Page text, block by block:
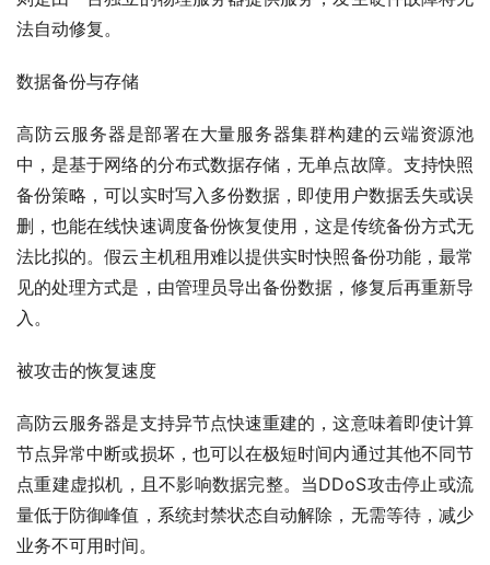
法自动修复。
数据备份与存储
高防云服务器是部署在大量服务器集群构建的云端资源池
中，是基于网络的分布式数据存储，无单点故障。支持快照
备份策略，可以实时写入多份数据，即使用户数据丢失或误
删，也能在线快速调度备份恢复使用，这是传统备份方式无
法比拟的。假云主机租用难以提供实时快照备份功能，最常
见的处理方式是，由管理员导出备份数据，修复后再重新导
入。
被攻击的恢复速度
高防云服务器是支持异节点快速重建的，这意味着即使计算
节点异常中断或损坏，也可以在极短时间内通过其他不同节
点重建虚拟机，且不影响数据完整。当DDoS攻击停止或流
量低于防御峰值，系统封禁状态自动解除，无需等待，减少
业务不可用时间。